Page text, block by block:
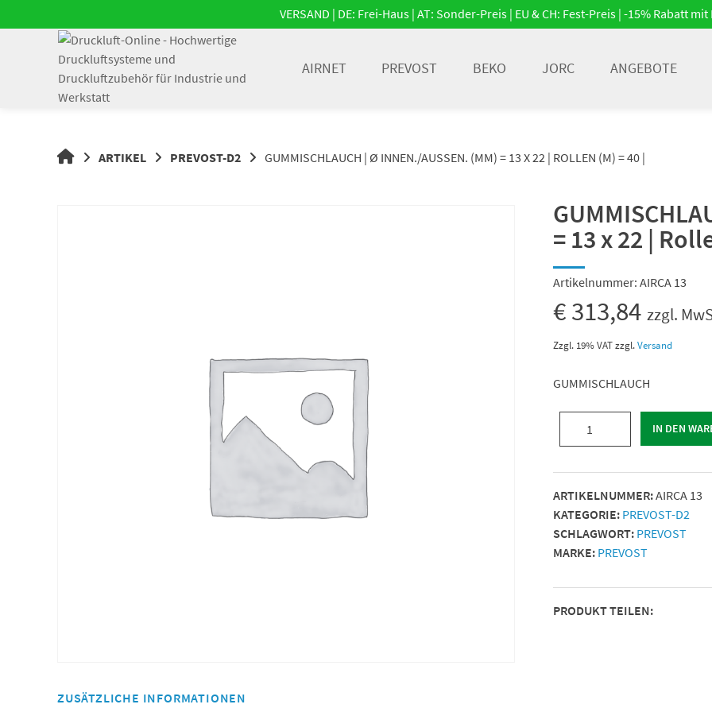
zum
VERSAND | DE: Frei-Haus | AT: Sonder-Preis | EU & CH: Fest-Preis | -15% Rabatt
AIRNET PREVOST BEKO JORC ANGEBOTE
DRUCKLUFT-
ARTIKEL PREVOST-D2 GUMMISCHLAUCH | Ø INNEN./AUSSEN. (MM) = 13 X 22 | ROLLEN (M) = 40 |
= 13 x 22 |
Artikelnummer: AIRCA 13
€313,84 zzgl.
Zzgl. 19% VATzzgl.Versand
GUMMISCHLAUCH
Innen./Außen.
(mm)
=
13
x
|
Rollen
IN DEN
ARTIKELNUMMER:AIRCA 13
KATEGORIE: PREVOST-D2
SCHLAGWORT: PREVOST
MARKE: PREVOST
PRODUKT TEILEN:
ZUSÄTZLICHE INFORMATIONEN